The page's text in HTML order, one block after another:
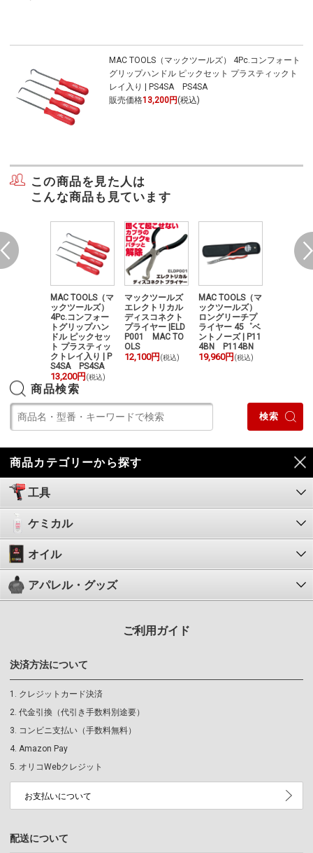
MAC TOOLS（マックツールズ） 4Pc.コンフォート
グリップハンドル ピックセット プラスティックト
レイ入り | PS4SA PS4SA
販売価格13,200円 (税込)
この商品を見た人は
こんな商品も見ています
MAC TOOLS（マ
ックツールズ）
4Pc.コンフォー
トグリップハン
ドル ピックセッ
ト プラスティッ
クトレイ入り | P
S4SA PS4SA
13,200円 (税込)
マックツールズ
エレクトリカル
ディスコネクト
プライヤー |ELD
P001 MAC TO
OLS
12,100円 (税込)
MAC TOOLS（マ
ックツールズ）
ロングリーチプ
ライヤー 45゜ベ
ントノーズ | P11
4BN P114BN
19,960円 (税込)
商品検索
商品カテゴリーから探す
工具
ケミカル
オイル
アパレル・グッズ
ご利用ガイド
決済方法について
クレジットカード決済
代金引換（代引き手数料別途要）
コンビニ支払い（手数料無料）
Amazon Pay
オリコWebクレジット
お支払いについて
配送について